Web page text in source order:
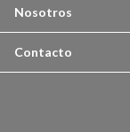
Nosotros
Contacto